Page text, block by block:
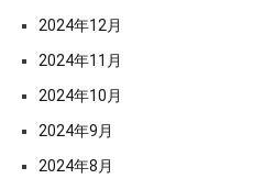
2024年12月
2024年11月
2024年10月
2024年9月
2024年8月